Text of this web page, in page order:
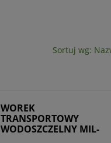
Sortuj wg:
WOREK
TRANSPORTOWY
WODOSZCZELNY MIL-